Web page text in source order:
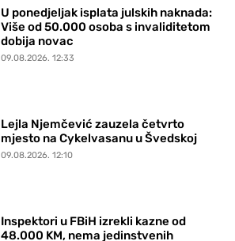
U ponedjeljak isplata julskih naknada:
Više od 50.000 osoba s invaliditetom
dobija novac
09.08.2026. 12:33
Lejla Njemčević zauzela četvrto
mjesto na Cykelvasanu u Švedskoj
09.08.2026. 12:10
Inspektori u FBiH izrekli kazne od
48.000 KM, nema jedinstvenih